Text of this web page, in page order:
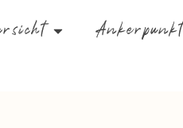
Ankerpunkt